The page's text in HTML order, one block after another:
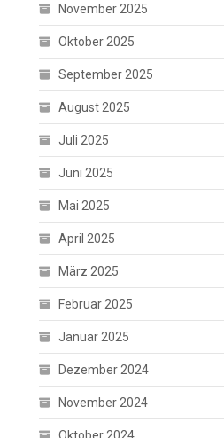
November 2025
Oktober 2025
September 2025
August 2025
Juli 2025
Juni 2025
Mai 2025
April 2025
März 2025
Februar 2025
Januar 2025
Dezember 2024
November 2024